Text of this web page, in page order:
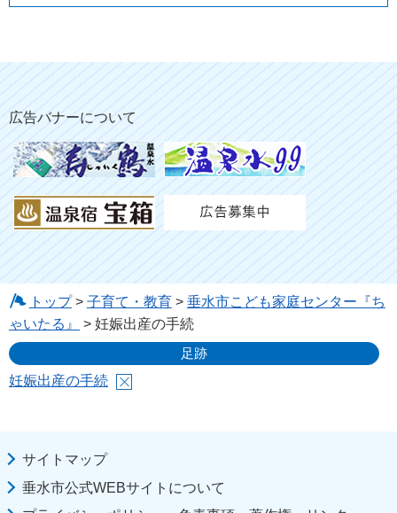
広告バナーについて
トップ> 子育て・教育> 垂水市こども家庭センター『ち
ゃいたる』
> 妊娠出産の手続
足跡
妊娠出産の手続
サイトマップ
垂水市公式WEBサイトについて